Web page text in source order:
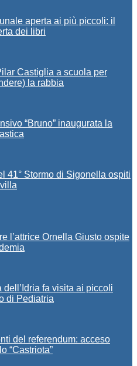
aperta ai più piccoli: il
dei libri
Castiglia a scuola per
la rabbia
“Bruno” inaugurata la
41° Stormo di Sigonella ospiti
l’attrice Ornella Giusto ospite
dell’Idria fa visita ai piccoli
di Pediatria
del referendum: acceso
“Castriota”